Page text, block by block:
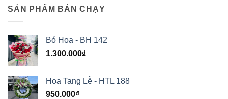
SẢN PHẨM BÁN CHẠY
Bó Hoa - BH 142
1.300.000₫
Hoa Tang Lễ - HTL 188
950.000₫